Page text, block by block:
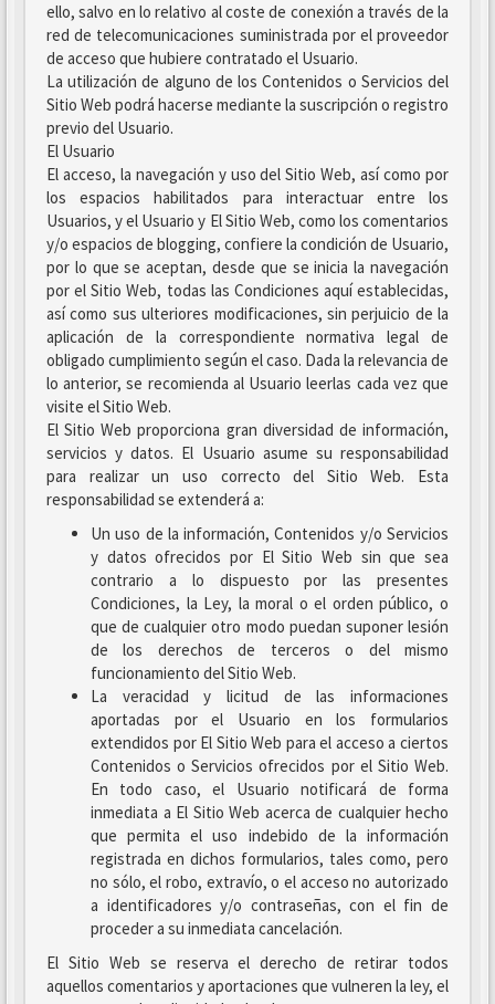
ello, salvo en lo relativo al coste de conexión a través de la
red de telecomunicaciones suministrada por el proveedor
de acceso que hubiere contratado el Usuario.
La utilización de alguno de los Contenidos o Servicios del
Sitio Web podrá hacerse mediante la suscripción o registro
previo del Usuario.
El Usuario
El acceso, la navegación y uso del Sitio Web, así como por
los espacios habilitados para interactuar entre los
Usuarios, y el Usuario y El Sitio Web, como los comentarios
y/o espacios de blogging, confiere la condición de Usuario,
por lo que se aceptan, desde que se inicia la navegación
por el Sitio Web, todas las Condiciones aquí establecidas,
así como sus ulteriores modificaciones, sin perjuicio de la
aplicación de la correspondiente normativa legal de
obligado cumplimiento según el caso. Dada la relevancia de
lo anterior, se recomienda al Usuario leerlas cada vez que
visite el Sitio Web.
El Sitio Web proporciona gran diversidad de información,
servicios y datos. El Usuario asume su responsabilidad
para realizar un uso correcto del Sitio Web. Esta
responsabilidad se extenderá a:
Un uso de la información, Contenidos y/o Servicios
y datos ofrecidos por El Sitio Web sin que sea
contrario a lo dispuesto por las presentes
Condiciones, la Ley, la moral o el orden público, o
que de cualquier otro modo puedan suponer lesión
de los derechos de terceros o del mismo
funcionamiento del Sitio Web.
La veracidad y licitud de las informaciones
aportadas por el Usuario en los formularios
extendidos por El Sitio Web para el acceso a ciertos
Contenidos o Servicios ofrecidos por el Sitio Web.
En todo caso, el Usuario notificará de forma
inmediata a El Sitio Web acerca de cualquier hecho
que permita el uso indebido de la información
registrada en dichos formularios, tales como, pero
no sólo, el robo, extravío, o el acceso no autorizado
a identificadores y/o contraseñas, con el fin de
proceder a su inmediata cancelación.
El Sitio Web se reserva el derecho de retirar todos
aquellos comentarios y aportaciones que vulneren la ley, el